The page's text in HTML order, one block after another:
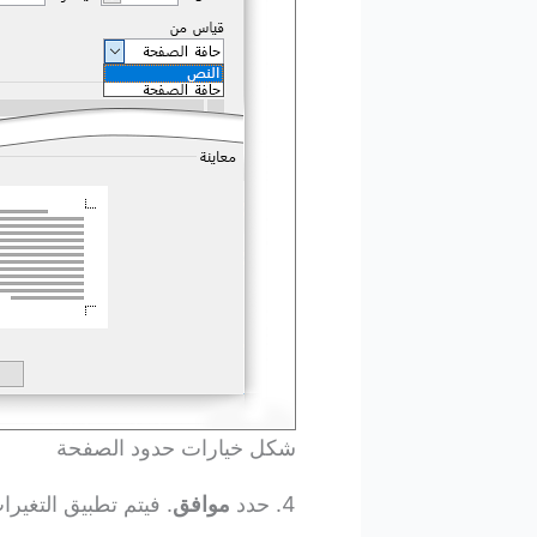
شكل خيارات حدود الصفحة
4. حدد موافق. فيتم تطبيق